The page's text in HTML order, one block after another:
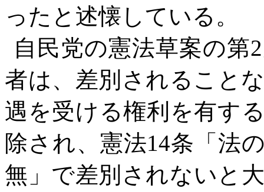
ったと述懐している。
自民党の憲法草案の第2
者は、差別されること
遇を受ける権利を有す
除され、憲法14条「法
無」で差別されないと